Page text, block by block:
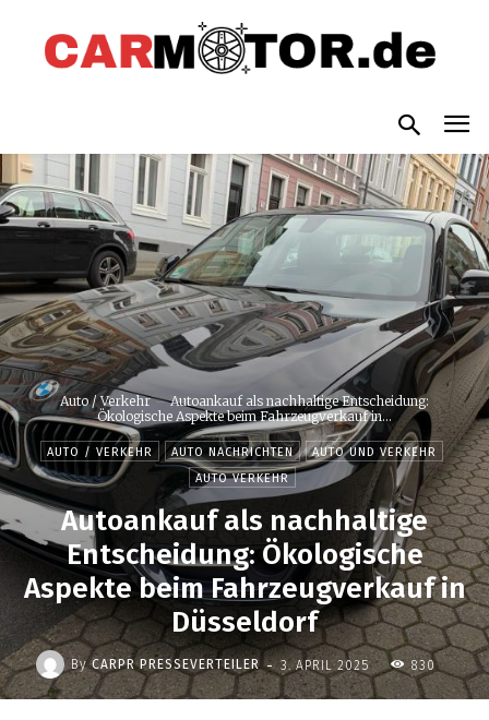
Auto / Verkehr
Autoankauf als nachhaltige Entscheidung:
Ökologische Aspekte beim Fahrzeugverkauf in...
AUTO / VERKEHR AUTO NACHRICHTEN
AUTO UND VERKEHR
AUTO VERKEHR
Autoankauf als nachhaltige
Entscheidung: Ökologische
Aspekte beim Fahrzeugverkauf in
Düsseldorf
By CARPR PRESSEVERTEILER - 3. APRIL 2025 830